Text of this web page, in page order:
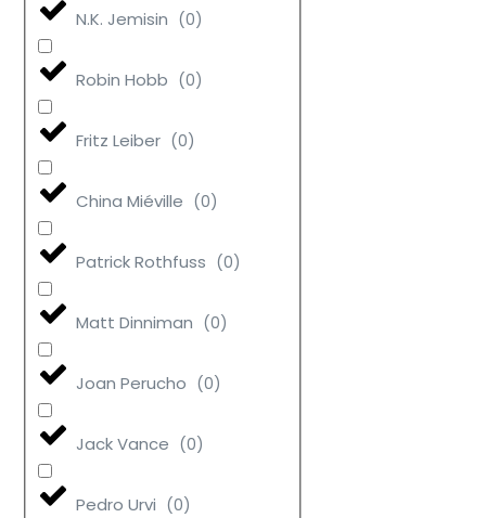
N.K. Jemisin (0)
Robin Hobb (0)
Fritz Leiber (0)
China Miéville (0)
Patrick Rothfuss (0)
Matt Dinniman (0)
Joan Perucho (0)
Jack Vance (0)
Pedro Urvi (0)